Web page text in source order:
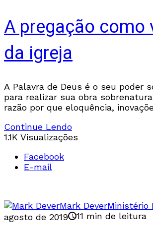
A pregação como
da igreja
A Palavra de Deus é o seu poder
para realizar sua obra
razão por que eloquência,
Continue Lendo
1.1K Visualizações
Facebook
E-mail
Mark DeverMinistério
agosto de 2019
11 min de leitura